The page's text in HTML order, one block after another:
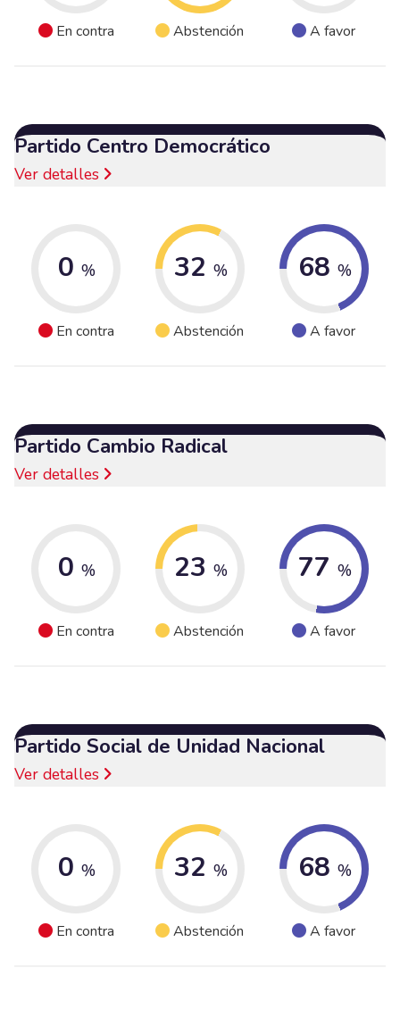
En contra Abstención A favor
Partido Centro Democrático
Ver detalles
0 %
En contra
32 %
Abstención
68 %
A favor
Partido Cambio Radical
Ver detalles
0 %
En contra
23 %
Abstención
77 %
A favor
Partido Social de Unidad Nacional
Ver detalles
0 %
En contra
32 %
Abstención
68 %
A favor